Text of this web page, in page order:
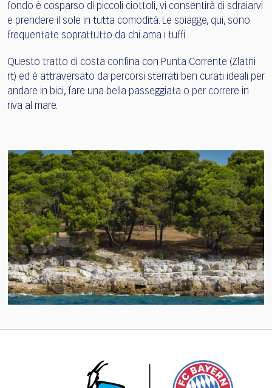
fondo è cosparso di piccoli ciottoli, vi consentirà di sdraiarvi
e prendere il sole in tutta comodità. Le spiagge, qui, sono
frequentate soprattutto da chi ama i tuffi.
Questo tratto di costa confina con Punta Corrente (Zlatni
rt) ed è attraversato da percorsi sterrati ben curati ideali per
andare in bici, fare una bella passeggiata o per correre in
riva al mare.